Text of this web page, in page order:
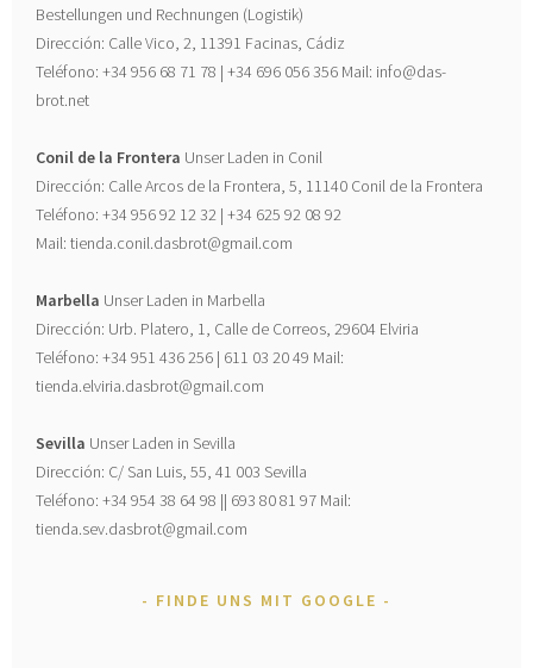
Bestellungen und Rechnungen (Logistik)
Dirección: Calle Vico, 2, 11391 Facinas, Cádiz
Teléfono: +34 956 68 71 78 | +34 696 056 356 Mail: info@das-
brot.net
Conil de la Frontera Unser Laden in Conil
Dirección: Calle Arcos de la Frontera, 5, 11140 Conil de la Frontera
Teléfono: +34 956 92 12 32 | +34 625 92 08 92
Mail: tienda.conil.dasbrot@gmail.com
Marbella Unser Laden in Marbella
Dirección: Urb. Platero, 1, Calle de Correos, 29604 Elviria
Teléfono: +34 951 436 256 | 611 03 20 49 Mail:
tienda.elviria.dasbrot@gmail.com
Sevilla Unser Laden in Sevilla
Dirección: C/ San Luis, 55, 41 003 Sevilla
Teléfono: +34 954 38 64 98 || 693 80 81 97 Mail:
tienda.sev.dasbrot@gmail.com
FINDE UNS MIT GOOGLE